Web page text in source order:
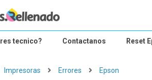
tecnico? Contactanos Reset
Impresoras Errores Epson